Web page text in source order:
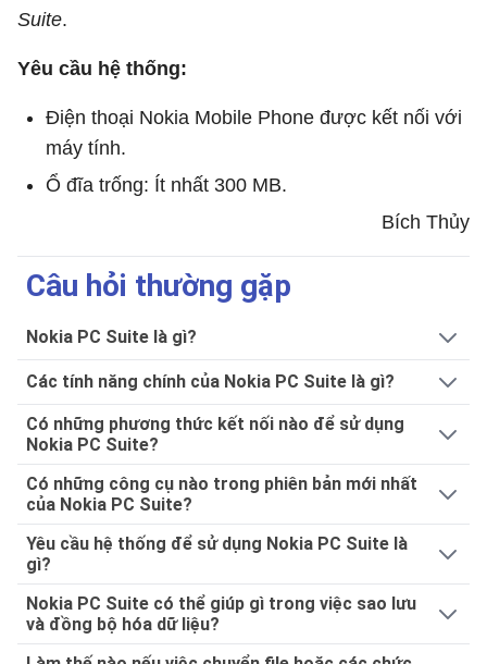
Suite.
Yêu cầu hệ thống:
Điện thoại Nokia Mobile Phone được kết nối với
máy tính.
Ổ đĩa trống: Ít nhất 300 MB.
Bích Thủy
Câu hỏi thường gặp
Nokia PC Suite là gì?
Các tính năng chính của Nokia PC Suite là gì?
Có những phương thức kết nối nào để sử dụng
Nokia PC Suite?
Có những công cụ nào trong phiên bản mới nhất
của Nokia PC Suite?
Yêu cầu hệ thống để sử dụng Nokia PC Suite là
gì?
Nokia PC Suite có thể giúp gì trong việc sao lưu
và đồng bộ hóa dữ liệu?